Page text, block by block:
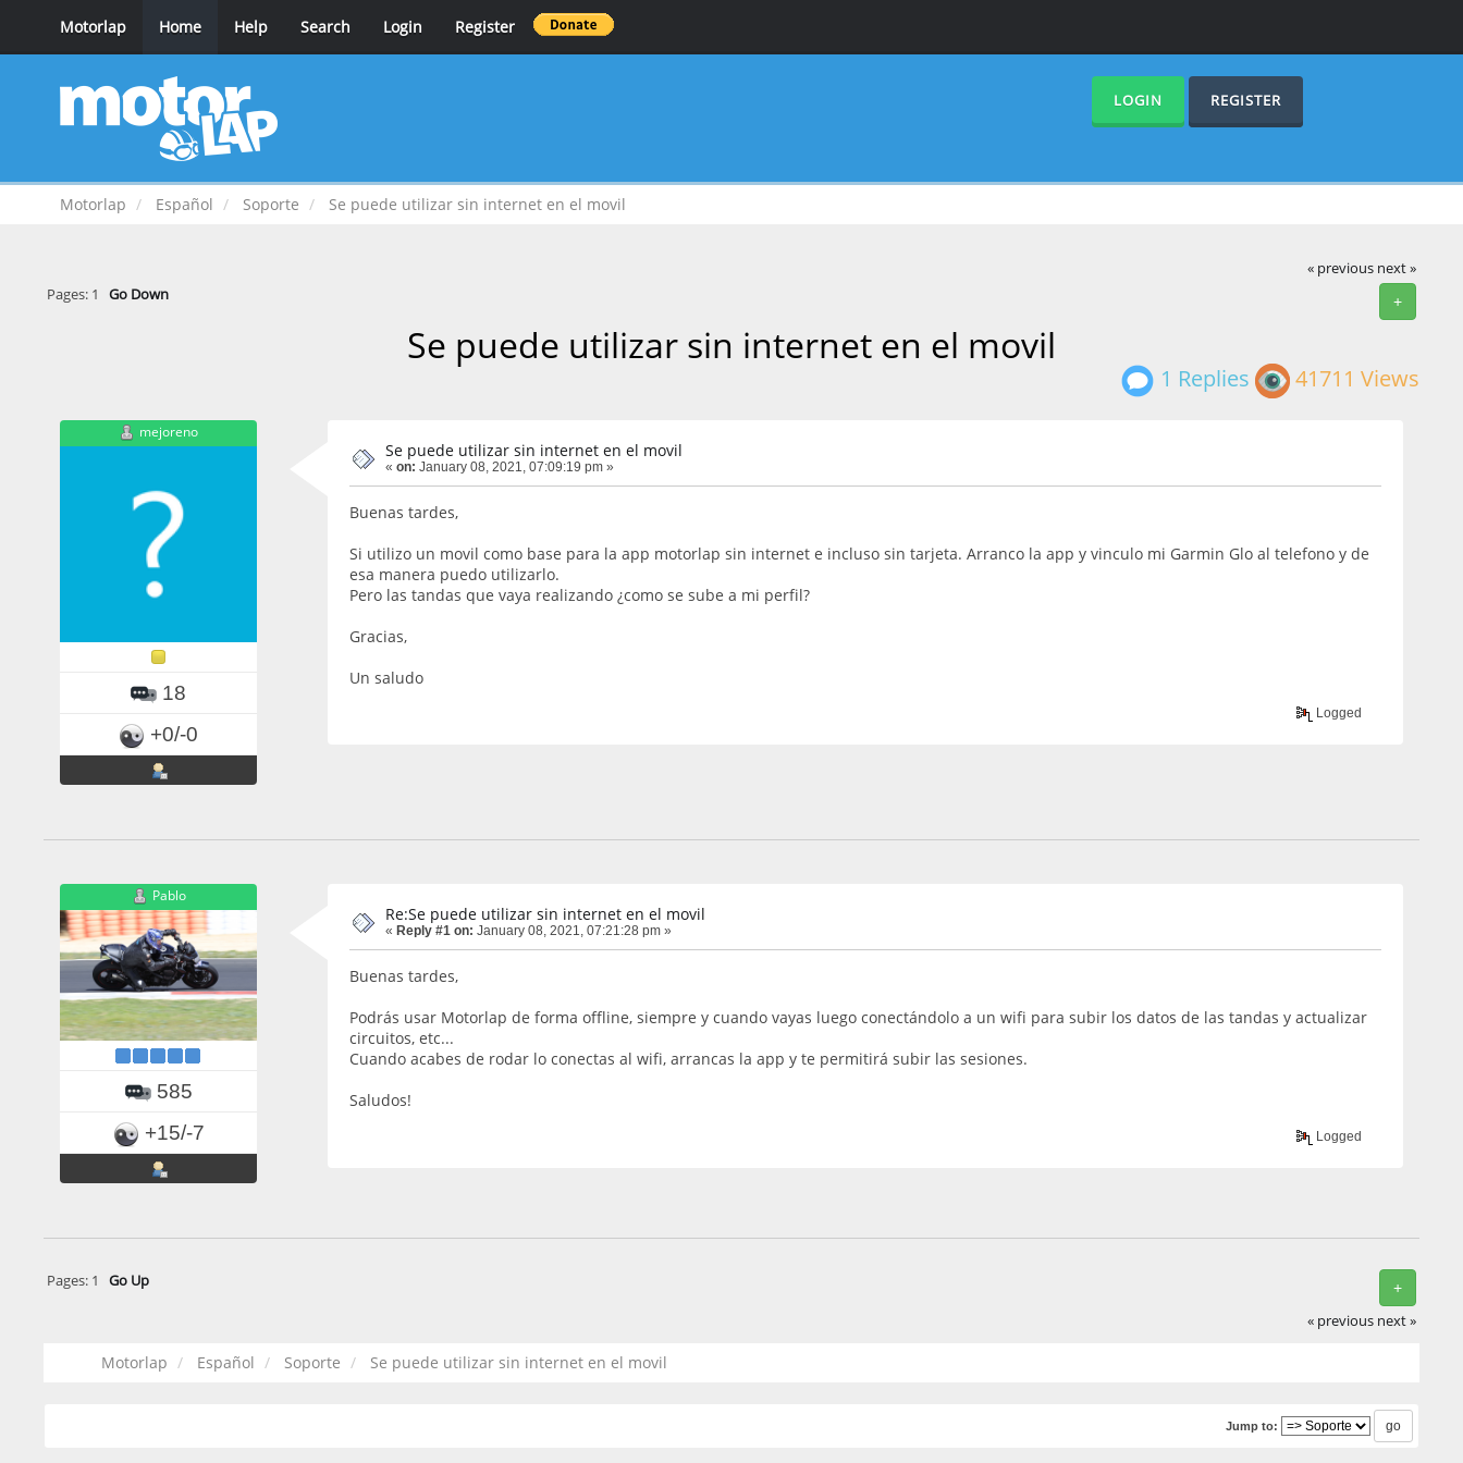
Motorlap Home Help Search Login Register
LOGIN REGISTER
Motorlap Español Soporte Se puede utilizar sin internet en el movil
« previous next »
+
Pages: 1 Go Down
Se puede utilizar sin internet en el movil
1 Replies 41711 Views
mejoreno
18
+0/-0
Se puede utilizar sin internet en el movil
« on: January 08, 2021, 07:09:19 pm »
Buenas tardes,
Si utilizo un movil como base para la app motorlap sin internet e incluso sin tarjeta. Arranco la app y vinculo mi Garmin Glo al telefono y de
esa manera puedo utilizarlo.
Pero las tandas que vaya realizando ¿como se sube a mi perfil?
Gracias,
Un saludo
Logged
Pablo
585
+15/-7
Re:Se puede utilizar sin internet en el movil
« Reply #1 on: January 08, 2021, 07:21:28 pm »
Buenas tardes,
Podrás usar Motorlap de forma offline, siempre y cuando vayas luego conectándolo a un wifi para subir los datos de las tandas y actualizar
circuitos, etc...
Cuando acabes de rodar lo conectas al wifi, arrancas la app y te permitirá subir las sesiones.
Saludos!
Logged
+
Pages: 1 Go Up
« previous next »
Motorlap Español Soporte Se puede utilizar sin internet en el movil
Jump to: